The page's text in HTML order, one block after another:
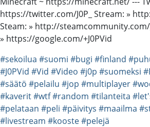
https://twitter.com/J0P_ Stream: »
Steam: » http://
» https://google.com/+J0PVid
#sekoilua #suomi #bugi #finland
#J0PVid #Vid #Video #j0p #suomeksi
#säätö #pelailu #jop #multiplayer
#kaverit#wtf#random #tilanteita
#pelataan #peli #päivitys #maailma
#livestream #kooste#pelejä